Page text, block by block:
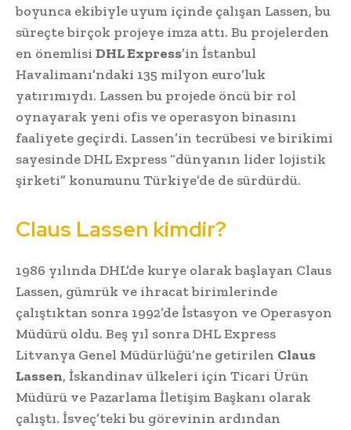
boyunca ekibiyle uyum içinde çalışan Lassen, bu
süreçte birçok projeye imza attı. Bu projelerden
en önemlisi DHL Express’in İstanbul
Havalimanı’ndaki 135 milyon euro’luk
yatırımıydı. Lassen bu projede öncü bir rol
oynayarak yeni ofis ve operasyon binasını
faaliyete geçirdi. Lassen’in tecrübesi ve birikimi
sayesinde DHL Express “dünyanın lider lojistik
şirketi” konumunu Türkiye’de de sürdürdü.
Claus Lassen kimdir?
1986 yılında DHL’de kurye olarak başlayan Claus
Lassen, gümrük ve ihracat birimlerinde
çalıştıktan sonra 1992’de İstasyon ve Operasyon
Müdürü oldu. Beş yıl sonra DHL Express
Litvanya Genel Müdürlüğü’ne getirilen Claus
Lassen, İskandinav ülkeleri için Ticari Ürün
Müdürü ve Pazarlama İletişim Başkanı olarak
çalıştı. İsveç’teki bu görevinin ardından